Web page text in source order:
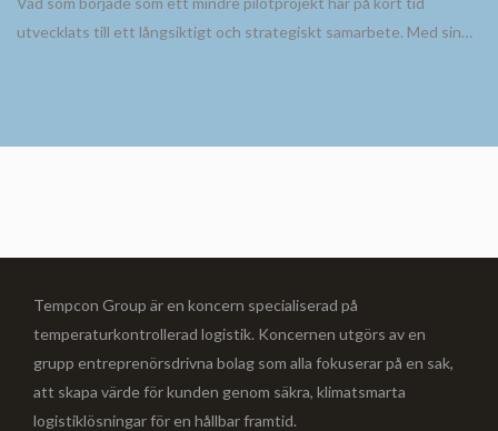
utvecklats till ett långsiktigt och strategiskt samarbete. Med sin…
Tempcon Group är en koncern specialiserad på
temperaturkontrollerad logistik. Koncernen utgörs av en
grupp entreprenörsdrivna bolag som alla fokuserar på en sak,
att skapa värde för kunden genom säkra, klimatsmarta
logistiklösningar för en hållbar framtid.